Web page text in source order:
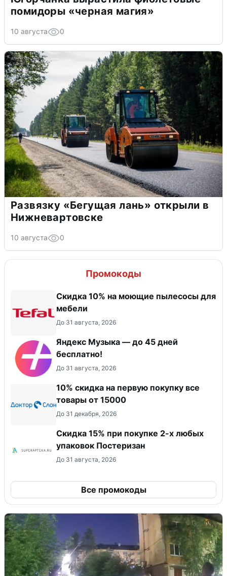
помидоры «черная магия»
10 августа 0
Развязку «Бегущая лань» открыли в
Нижневартовске
10 августа 0
Промокоды
Скидка 10% на моющие пылесосы для
мебели
До 31 августа, 2026
Яндекс Музыка — до 45 дней
бесплатно!
До 31 августа, 2026
10% скидка на первую покупку все
товары от 15000
До 31 декабря, 2026
Скидка 15% при покупке 2-х любых
упаковок Постеризан
До 31 августа, 2026
Все промокоды